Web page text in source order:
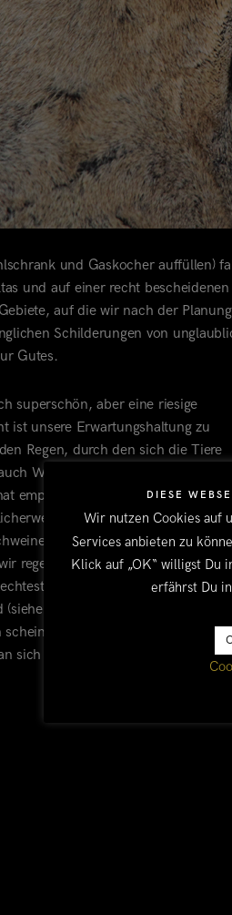
und Gaskocher auffüllen)
und auf einer recht
auf die wir nach der
Schilderungen von
Gutes.
superschön, aber eine riesige
ist unsere Erwartungshaltung zu
Regen, durch den sich die Tiere
Wilderei, was einige
empty!“) angesichts ziemlich
meiden die Tiere das
einer Handvoll Elefanten
regelmäsßg zu sehen bekommen,
Zumindest ist Tobi ziemlich
Foto) entdeckt. Wir fragen
derzeit aber sowieso eher
sich jedenfalls erstmal keine
DIESE
Wir nutzen Cookies auf
Services anbieten zu
Klick auf „OK“ willigst Du
erfährst Du